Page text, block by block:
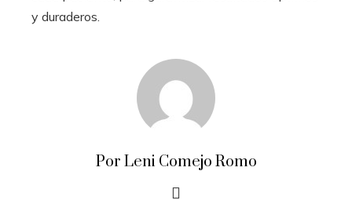
y duraderos.
Por Leni Comejo Romo